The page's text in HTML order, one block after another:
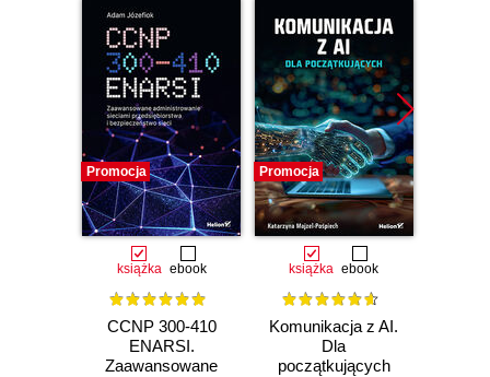
Promocja
książka ebook
CCNP 300-410
ENARSI.
Zaawansowane
Promocja
książka ebook
Komunikacja z AI.
Dla
początkujących